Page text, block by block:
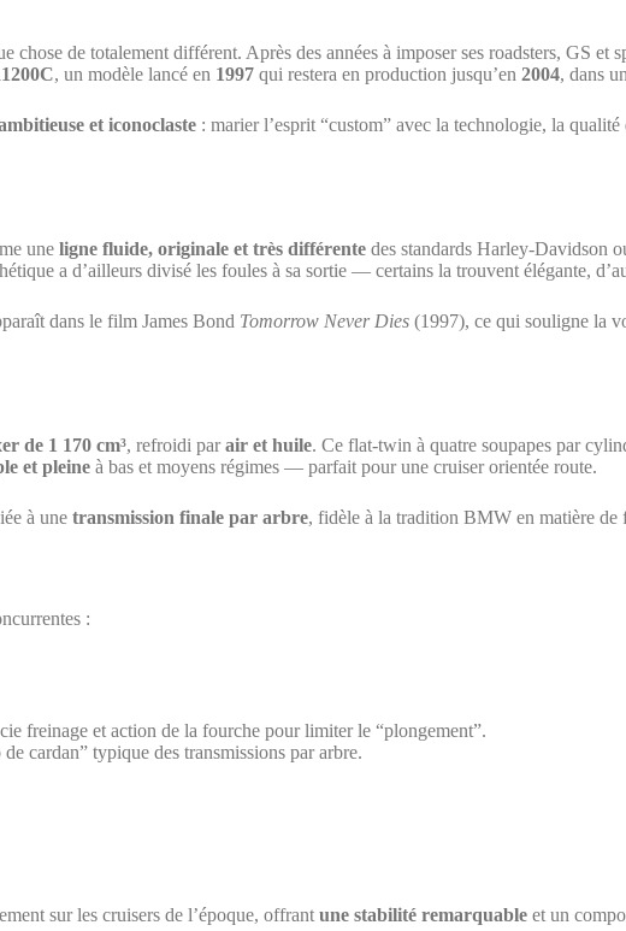
chose de totalement différent. Après des années à imposer ses roadsters, GS et
, un modèle lancé en 1997 qui restera en production jusqu’en 2004, dans
et iconoclaste : marier l’esprit “custom” avec la technologie, la
une ligne fluide, originale et très différente des standards Harley-Davidson
a d’ailleurs divisé les foules à sa sortie — certains la trouvent élégante,
dans le film James Bond Tomorrow Never Dies (1997), ce qui souligne la
de 1 170 cm³, refroidi parair et huile. Ce flat-twin à quatre soupapes par
et pleine à bas et moyens régimes — parfait pour une cruiser orientée route.
à une transmission finale par arbre, fidèle à la tradition BMW en matière de
:
freinage et action de la fourche pour limiter le “plongement”.
cardan” typique des transmissions par arbre.
sur les cruisers de l’époque, offrant une stabilité remarquable et un